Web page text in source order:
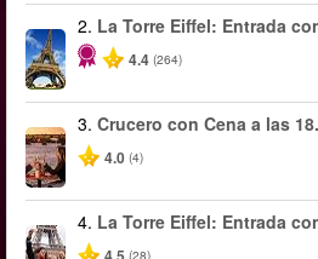
2. La Torre Eiffel: Entrada
4.4 (264)
3. Crucero con Cena a las
4.0 (4)
4. La Torre Eiffel: Entrada
(28)